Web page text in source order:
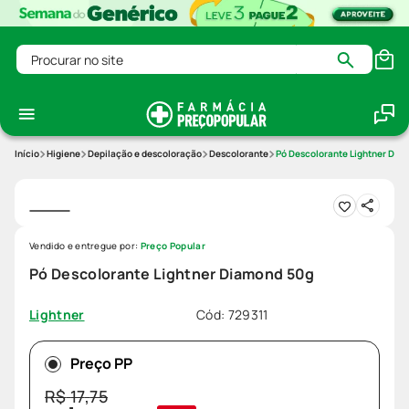
Procurar no site
Higiene Depilação e descoloração Descolorante Pó Descolorante Lightner
Pó Descolorante Lightner Diamond 50g
Lightner Cód: 729311
Vendido e entregue por: Preço Popular
Preço PP
R$17,75